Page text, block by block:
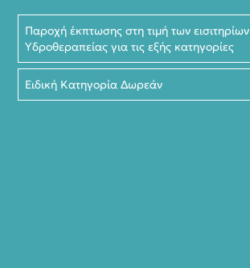
Παροχή έκπτωσης στη τιμή των εισιτηρίων
Υδροθεραπείας για τις εξής κατηγορίες
Ειδική Κατηγορία Δωρεάν